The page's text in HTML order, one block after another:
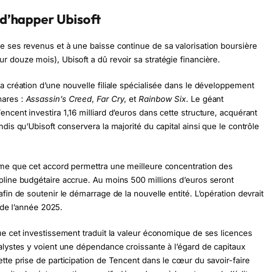
Ubisoft
ses revenus et à une baisse continue de sa valorisation boursière
douze mois), Ubisoft a dû revoir sa stratégie financière.
création d’une nouvelle filiale spécialisée dans le développement
:Assassin’s Creed,Far Cry, etRainbow Six. Le géant
investira 1,16 milliard d’euros dans cette structure, acquérant
qu’Ubisoft conservera la majorité du capital ainsi que le contrôle
que cet accord permettra une meilleure concentration des
budgétaire accrue. Au moins 500 millions d’euros seront
de soutenir le démarrage de la nouvelle entité. L’opération devrait
l’année 2025.
cet investissement traduit la valeur économique de ses licences
y voient une dépendance croissante à l’égard de capitaux
prise de participation de Tencent dans le cœur du savoir-faire